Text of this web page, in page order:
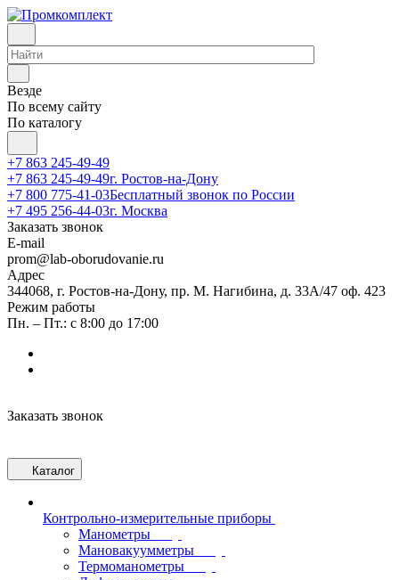
Везде
По всему сайту
По каталогу
+7 863 245-49-49
+7 863 245-49-49г. Ростов-на-Дону
+7 800 775-41-03Бесплатный звонок по России
+7 495 256-44-03г. Москва
Заказать звонок
E-mail
prom@lab-oborudovanie.ru
Адрес
344068, г. Ростов-на-Дону, пр. М. Нагибина, д. 33А/47 оф. 423
Режим работы
Пн. – Пт.: с 8:00 до 17:00
Заказать звонок
Каталог
Контрольно-измерительные приборы
Манометры
Мановакуумметры
Термоманометры